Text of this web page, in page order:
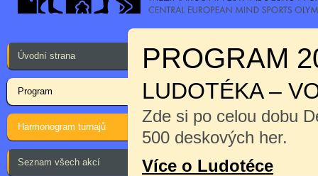
Úvodní strana
Program
Harmonogram turnajů
Seznam všech akcí
PROGRAM
LUDOTÉKA –
Zde si po celou dobu
500 deskových her.
Více o Ludotéce